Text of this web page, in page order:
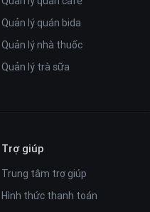
Quản lý quán bida
Quản lý nhà thuốc
Quản lý trà sữa
Trợ giúp
Trung tâm trợ giúp
Hình thức thanh toán